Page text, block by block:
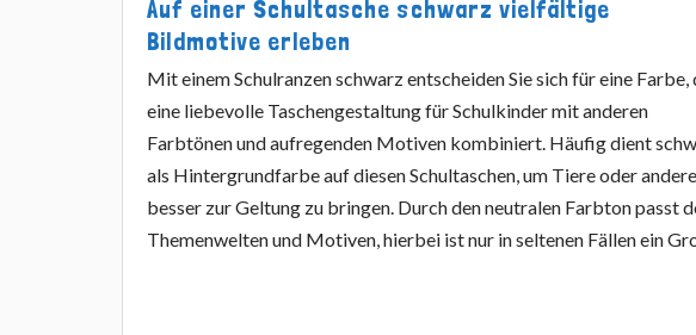
Auf einer Schultasche schwarz vielfältige
Bildmotive erleben
Mit einem Schulranzen schwarz entscheiden Sie sich für eine Farbe,
eine liebevolle Taschengestaltung für Schulkinder mit anderen
Farbtönen und aufregenden Motiven kombiniert. Häufig dient
als Hintergrundfarbe auf diesen Schultaschen, um Tiere oder
besser zur Geltung zu bringen. Durch den neutralen Farbton passt
Themenwelten und Motiven, hierbei ist nur in seltenen Fällen ein